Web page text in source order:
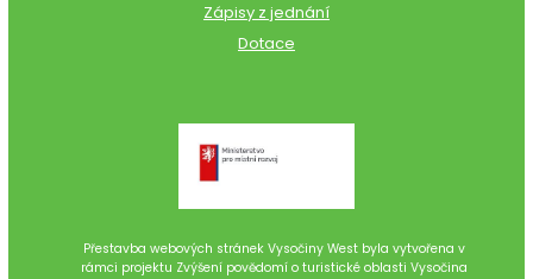
Zápisy z jednání
Dotace
Přestavba webových stránek Vysočiny West byla vytvořena v
rámci projektu Zvýšení povědomí o turistické oblasti Vysočina